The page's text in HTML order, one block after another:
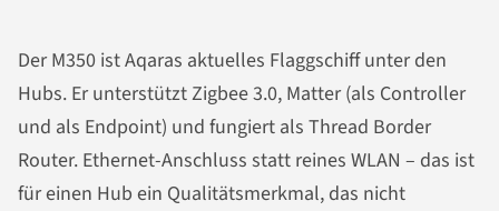
Der M350 ist Aqaras aktuelles Flaggschiff unter den
Hubs. Er unterstützt Zigbee 3.0, Matter (als Controller
und als Endpoint) und fungiert als Thread Border
Router. Ethernet-Anschluss statt reines WLAN – das ist
für einen Hub ein Qualitätsmerkmal, das nicht